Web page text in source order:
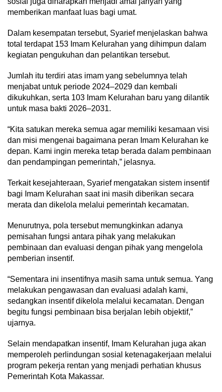
memberikan manfaat luas bagi umat.
Dalam kesempatan tersebut, Syarief menjelaskan bahwa
total terdapat 153 Imam Kelurahan yang dihimpun dalam
kegiatan pengukuhan dan pelantikan tersebut.
Jumlah itu terdiri atas imam yang sebelumnya telah
menjabat untuk periode 2024–2029 dan kembali
dikukuhkan, serta 103 Imam Kelurahan baru yang dilantik
untuk masa bakti 2026–2031.
“Kita satukan mereka semua agar memiliki kesamaan visi
dan misi mengenai bagaimana peran Imam Kelurahan ke
depan. Kami ingin mereka tetap berada dalam pembinaan
dan pendampingan pemerintah,” jelasnya.
Terkait kesejahteraan, Syarief mengatakan sistem insentif
bagi Imam Kelurahan saat ini masih diberikan secara
merata dan dikelola melalui pemerintah kecamatan.
Menurutnya, pola tersebut memungkinkan adanya
pemisahan fungsi antara pihak yang melakukan
pembinaan dan evaluasi dengan pihak yang mengelola
pemberian insentif.
“Sementara ini insentifnya masih sama untuk semua. Yang
melakukan pengawasan dan evaluasi adalah kami,
sedangkan insentif dikelola melalui kecamatan. Dengan
begitu fungsi pembinaan bisa berjalan lebih objektif,”
ujarnya.
Selain mendapatkan insentif, Imam Kelurahan juga akan
memperoleh perlindungan sosial ketenagakerjaan melalui
program pekerja rentan yang menjadi perhatian khusus
Pemerintah Kota Makassar.